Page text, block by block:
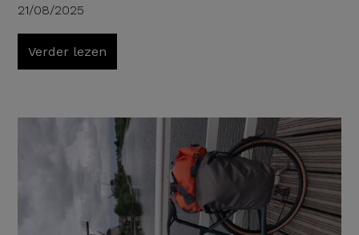
21/08/2025
Verder lezen